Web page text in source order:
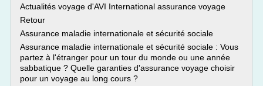
Actualités voyage d'AVI International assurance voyage
Retour
Assurance maladie internationale et sécurité sociale
Assurance maladie internationale et sécurité sociale : Vous
partez à l'étranger pour un tour du monde ou une année
sabbatique ? Quelle garanties d'assurance voyage choisir
pour un voyage au long cours ?